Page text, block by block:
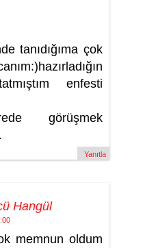
tanıdığıma çok
enfesti
görüşmek
Yanıtla
Hangül
memnun oldum